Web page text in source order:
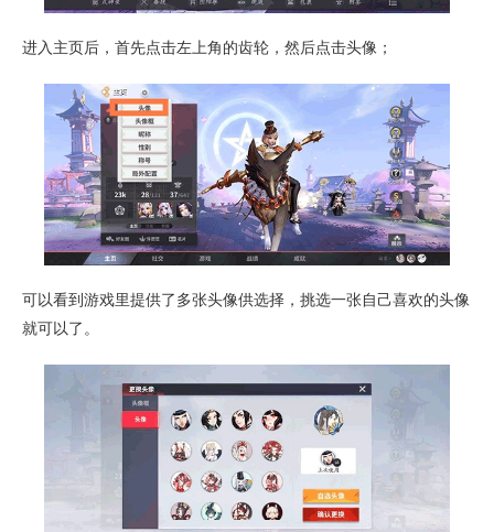
进入主页后，首先点击左上角的齿轮，然后点击头像；
可以看到游戏里提供了多张头像供选择，挑选一张自己喜欢的头像
就可以了。